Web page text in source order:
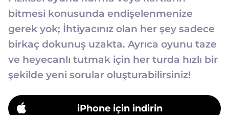
bitmesi konusunda endişelenmenize
gerek yok; İhtiyacınız olan her şey sadece
birkaç dokunuş uzakta. Ayrıca oyunu taze
ve heyecanlı tutmak için her turda hızlı bir
şekilde yeni sorular oluşturabilirsiniz!
iPhone için indirin